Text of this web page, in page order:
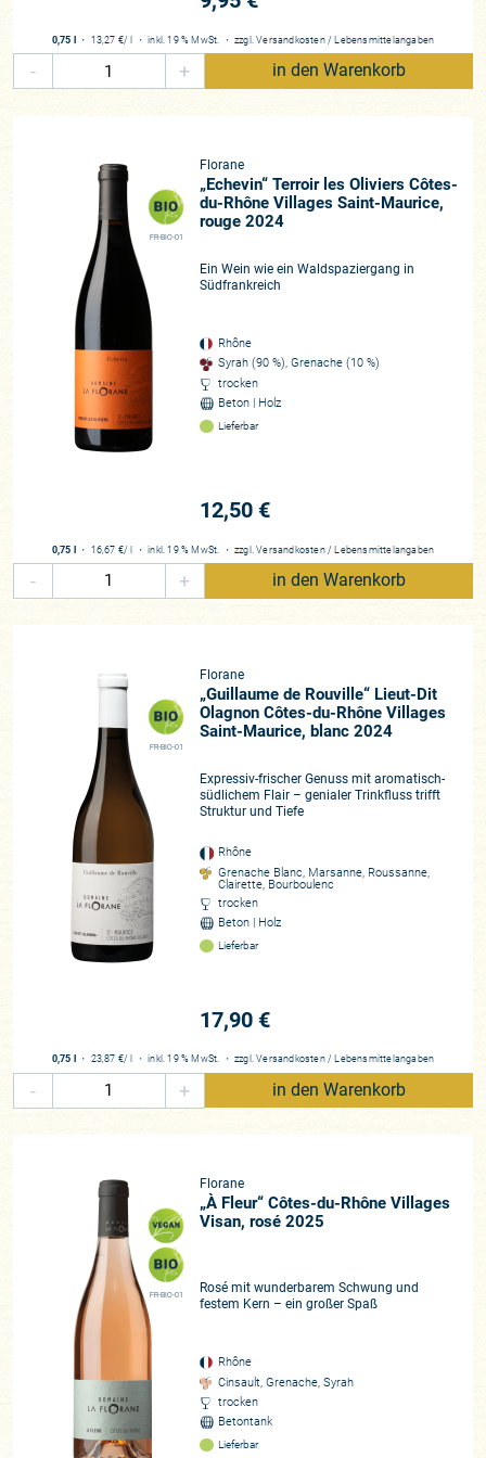
Region
Südliche Rhône
Rot: Grenache Noir, Syrah, Mourvèdres, Cinsault, Carignan Weiß:
Viognier, Marsanne, Grenache Blanc, Roussanne, Clairette, Bourboulenc
Beste Lagen
Visan, Saint-Maurice
Zusammenarbeit
seit 2011
Drei Winzergenerationen, zwei Terroirs, aber derselbe Familiengeist
0,75 l ・ 13,27 €/ l ・inkl. 19 % MwSt. ・ zzgl.Versandkosten / Lebensmittelangaben
- + in den Warenkorb
FR-BIO-01
Florane
„Echevin“ Terroir les Oliviers Côtes-
du-Rhône Villages Saint-Maurice,
rouge 2024
Ein Wein wie ein Waldspaziergang in
Südfrankreich
Rhône
Syrah (90 %), Grenache (10 %)
trocken
Beton | Holz
Lieferbar
12,50 €
0,75 l ・ 16,67 €/ l ・inkl. 19 % MwSt. ・ zzgl.Versandkosten / Lebensmittelangaben
- + in den Warenkorb
FR-BIO-01
Florane
„Guillaume de Rouville“ Lieut-Dit
Olagnon Côtes-du-Rhône Villages
Saint-Maurice, blanc 2024
Expressiv-frischer Genuss mit aromatisch-
südlichem Flair – genialer Trinkfluss trifft
Struktur und Tiefe
Rhône
Grenache Blanc, Marsanne, Roussanne,
Clairette, Bourboulenc
trocken
Beton | Holz
Lieferbar
17,90 €
0,75 l ・ 23,87 €/ l ・inkl. 19 % MwSt. ・ zzgl.Versandkosten / Lebensmittelangaben
- + in den Warenkorb
FR-BIO-01
Florane
„À Fleur“ Côtes-du-Rhône Villages
Visan, rosé 2025
Rosé mit wunderbarem Schwung und
festem Kern – ein großer Spaß
Rhône
Cinsault, Grenache, Syrah
trocken
Betontank
Lieferbar